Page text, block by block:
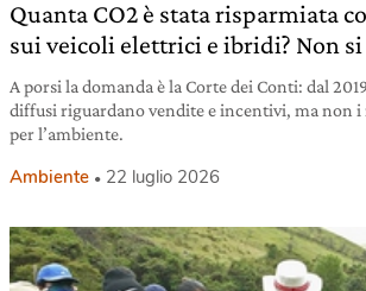
Quanta CO2 è stata risparmiata
sui veicoli elettrici e ibridi? Non si
A porsi la domanda è la Corte dei Conti: dal
diffusi riguardano vendite e incentivi, ma non
per l’ambiente.
Ambiente 22 luglio 2026